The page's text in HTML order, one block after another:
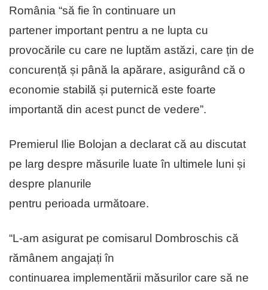
România “să fie în continuare un
partener important pentru a ne lupta cu
provocările cu care ne luptăm astăzi, care țin de
concurență și până la apărare, asigurând că o
economie stabilă și puternică este foarte
importantă din acest punct de vedere”.
Premierul Ilie Bolojan a declarat că au discutat
pe larg despre măsurile luate în ultimele luni și
despre planurile
pentru perioada următoare.
“L-am asigurat pe comisarul Dombroschis că
rămânem angajați în
continuarea implementării măsurilor care să ne